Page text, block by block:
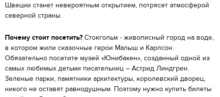
Швеции станет невероятным открытием, потрясет атмосферой
северной страны.
Почему стоит посетить? Стокгольм - живописный город на воде,
в котором жили сказочные герои Малыш и Карлсон.
Обязательно посетите музей «Юнибакен», созданный одной из
самых любимых детьми писательниц – Астрид Линдгрен.
Зеленые парки, памятники архитектуры, королевский дворец,
никого не оставят равнодушным. Поэтому нужно купить билеты